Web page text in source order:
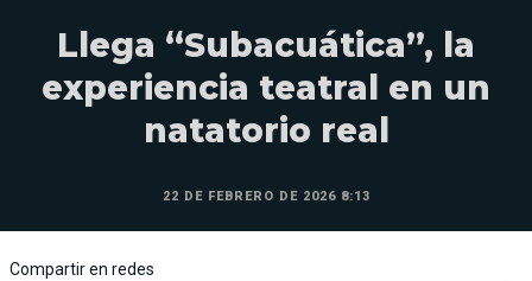
Llega “Subacuática”, la
experiencia teatral en un
natatorio real
22 DE FEBRERO DE 2026 8:13
Compartir en redes